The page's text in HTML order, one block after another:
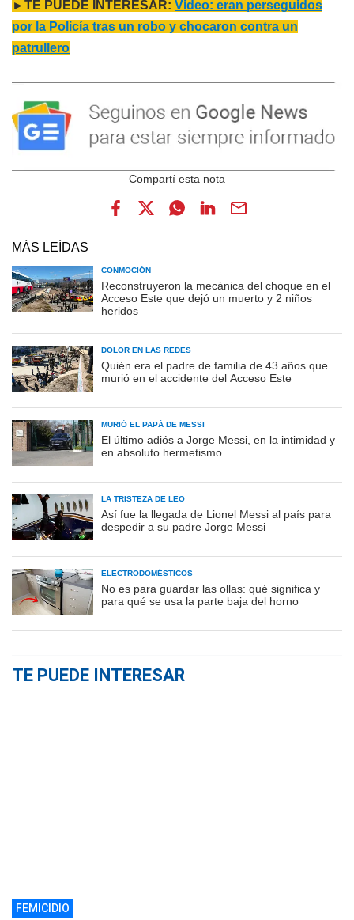
►TE PUEDE INTERESAR: Video: eran perseguidos
por la Policía tras un robo y chocaron contra un
patrullero
MÁS LEÍDAS
CONMOCIÓN
Reconstruyeron la mecánica del choque en el
Acceso Este que dejó un muerto y 2 niños
heridos
DOLOR EN LAS REDES
Quién era el padre de familia de 43 años que
murió en el accidente del Acceso Este
MURIÓ EL PAPÁ DE MESSI
El último adiós a Jorge Messi, en la intimidad y
en absoluto hermetismo
LA TRISTEZA DE LEO
Así fue la llegada de Lionel Messi al país para
despedir a su padre Jorge Messi
ELECTRODOMÉSTICOS
No es para guardar las ollas: qué significa y
para qué se usa la parte baja del horno
TE PUEDE INTERESAR
FEMICIDIO